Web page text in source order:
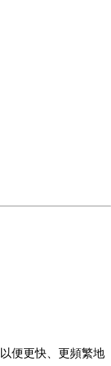
便更快、更頻繁地